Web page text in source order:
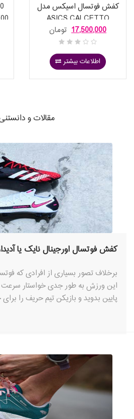
کفش فوتسال اسیکس مدل
ASICS CALCETTO
WD91113A037-001
17,500,000
اطلاعات بیشتر
مقالات و
کفش فوتسال اورجینال نایک یا
برخلاف تصور بسیاری از افرادی که
این ورزش به طور جدی خواستار سرعت
پایین بدوید و بازیکن تیم حریف را
بنابراین در یک فضای محدود همه چیز
شود. به همین دلیل است که به یک